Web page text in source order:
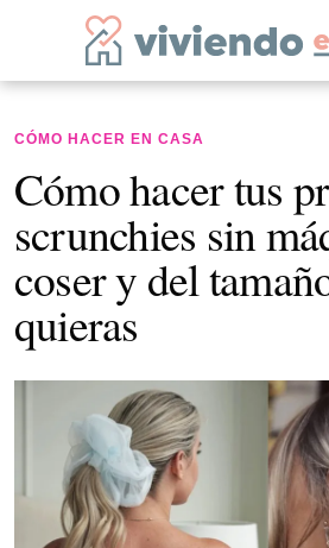
CÓMO HACER EN CASA
Cómo hacer tus
scrunchies sin
coser y del
quieras